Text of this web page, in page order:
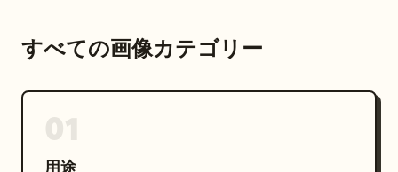
すべての画像カテゴリー
用途